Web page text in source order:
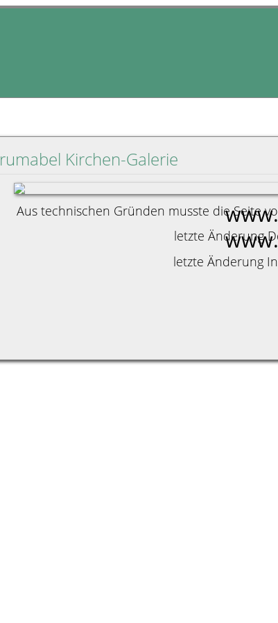
rumabel Kirchen-Galerie
Aus technischen Gründen musste die Seite
letzte Änderung
letzte Änderung